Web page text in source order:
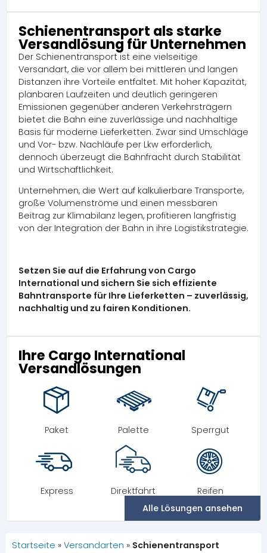
Schienentransport als starke
Versandlösung für Unternehmen
Der Schienentransport ist eine vielseitige
Versandart, die vor allem bei mittleren und langen
Distanzen ihre Vorteile entfaltet. Mit hoher Kapazität,
planbaren Laufzeiten und deutlich geringeren
Emissionen gegenüber anderen Verkehrsträgern
bietet die Bahn eine zuverlässige und nachhaltige
Basis für moderne Lieferketten. Zwar sind Umschläge
und Vor- bzw. Nachläufe per Lkw erforderlich,
dennoch überzeugt die Bahnfracht durch Stabilität
und Wirtschaftlichkeit.
Unternehmen, die Wert auf kalkulierbare Transporte,
große Volumenströme und einen messbaren
Beitrag zur Klimabilanz legen, profitieren langfristig
von der Integration der Bahn in ihre Logistikstrategie.
Setzen Sie auf die Erfahrung von Cargo
International und sichern Sie sich effiziente
Bahntransporte für Ihre Lieferketten – zuverlässig,
nachhaltig und zu fairen Konditionen.
Ihre Cargo International
Versandlösungen
Paket Palette Sperrgut
Express Direktfahrt
Reifen
Alle Lösungen ansehen
Startseite » Versandarten » Schienentransport